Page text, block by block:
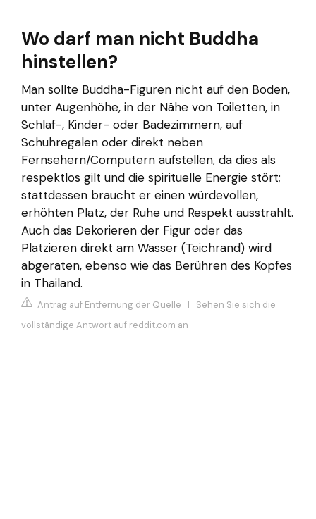
Wo darf man nicht Buddha
hinstellen?
Man sollte Buddha-Figuren nicht auf den Boden,
unter Augenhöhe, in der Nähe von Toiletten, in
Schlaf-, Kinder- oder Badezimmern, auf
Schuhregalen oder direkt neben
Fernsehern/Computern aufstellen, da dies als
respektlos gilt und die spirituelle Energie stört;
stattdessen braucht er einen würdevollen,
erhöhten Platz, der Ruhe und Respekt ausstrahlt.
Auch das Dekorieren der Figur oder das
Platzieren direkt am Wasser (Teichrand) wird
abgeraten, ebenso wie das Berühren des Kopfes
in Thailand.
Antrag auf Entfernung der Quelle | Sehen Sie sich die
vollständige Antwort auf reddit.com an